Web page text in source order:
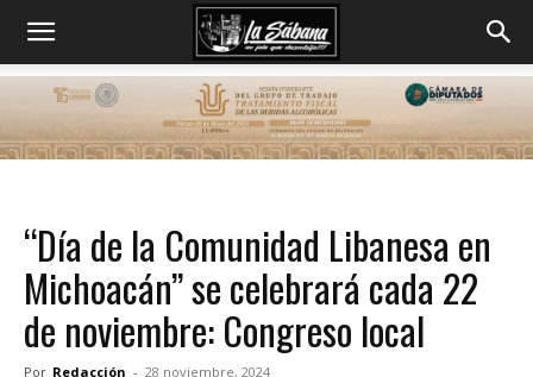
“Día de la Comunidad Libanesa en
Michoacán” se celebrará cada 22
de noviembre: Congreso local
Por Redacción - 28 noviembre, 2024